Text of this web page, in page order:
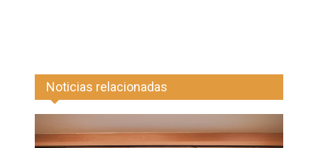
Noticias relacionadas